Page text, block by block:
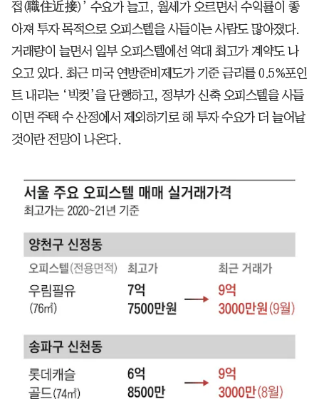
접(職住近接)’ 수요가 늘고, 월세가 오르면서 수익률이 좋
아져 투자 목적으로 오피스텔을 사들이는 사람도 많아졌다.
거래량이 늘면서 일부 오피스텔에선 역대 최고가 계약도 나
오고 있다. 최근 미국 연방준비제도가 기준 금리를 0.5%포인
트 내리는 ‘빅컷’을 단행하고, 정부가 신축 오피스텔을 사들
이면 주택 수 산정에서 제외하기로 해 투자 수요가 더 늘어날
것이란 전망이 나온다.